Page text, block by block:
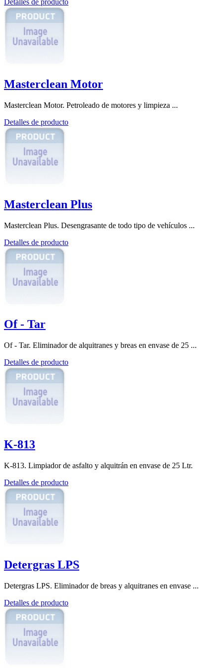
Detalles de producto
Masterclean Motor
Masterclean Motor. Petroleado de motores y limpieza ...
Detalles de producto
Masterclean Plus
Masterclean Plus. Desengrasante de todo tipo de vehículos ...
Detalles de producto
Of - Tar
Of - Tar. Eliminador de alquitranes y breas en envase de 25 ...
Detalles de producto
K-813
K-813. Limpiador de asfalto y alquitrán en envase de 25 Ltr.
Detalles de producto
Detergras LPS
Detergras LPS. Eliminador de breas y alquitranes en envase ...
Detalles de producto